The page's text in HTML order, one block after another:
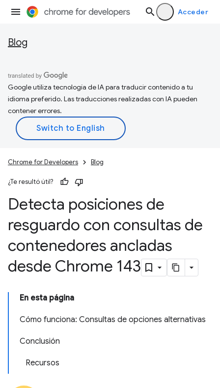
Acceder
Blog
Google utiliza tecnología de IA para traducir contenido a tu
idioma preferido. Las traducciones realizadas con IA pueden
contener errores.
Chrome for Developers Blog
¿Te resultó útil?
Detecta posiciones de
resguardo con consultas de
contenedores ancladas
desde Chrome 143
En esta página
Cómo funciona: Consultas de opciones alternativas
Conclusión
Recursos